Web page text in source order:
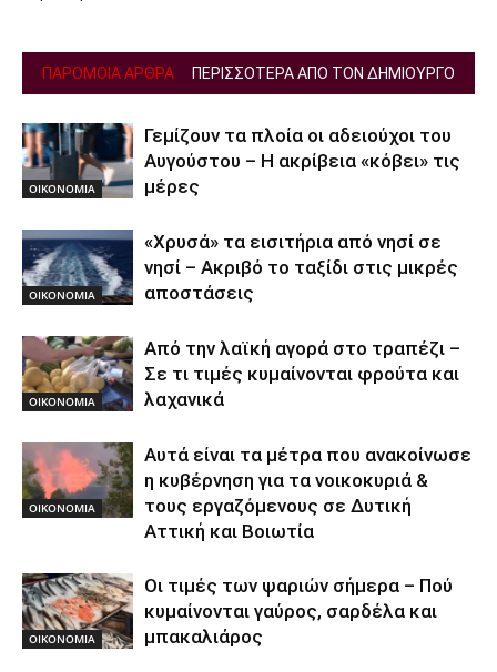
ΠΑΡΟΜΟΙΑ ΑΡΘΡΑ ΠΕΡΙΣΣΟΤΕΡΑ ΑΠΟ ΤΟΝ ΔΗΜΙΟΥΡΓΟ
ΟΙΚΟΝΟΜΙΑ
Γεμίζουν τα πλοία οι αδειούχοι του
Αυγούστου – Η ακρίβεια «κόβει» τις
μέρες
ΟΙΚΟΝΟΜΙΑ
«Χρυσά» τα εισιτήρια από νησί σε
νησί – Ακριβό το ταξίδι στις μικρές
αποστάσεις
ΟΙΚΟΝΟΜΙΑ
Από την λαϊκή αγορά στο τραπέζι –
Σε τι τιμές κυμαίνονται φρούτα και
λαχανικά
ΟΙΚΟΝΟΜΙΑ
Αυτά είναι τα μέτρα που ανακοίνωσε
η κυβέρνηση για τα νοικοκυριά &
τους εργαζόμενους σε Δυτική
Αττική και Βοιωτία
ΟΙΚΟΝΟΜΙΑ
Οι τιμές των ψαριών σήμερα – Πού
κυμαίνονται γαύρος, σαρδέλα και
μπακαλιάρος